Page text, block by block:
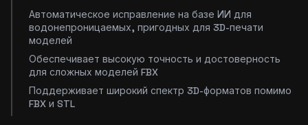
Автоматическое исправление на базе ИИ для
водонепроницаемых, пригодных для 3D-печати
моделей
Обеспечивает высокую точность и достоверность
для сложных моделей FBX
Поддерживает широкий спектр 3D-форматов помимо
FBX и STL